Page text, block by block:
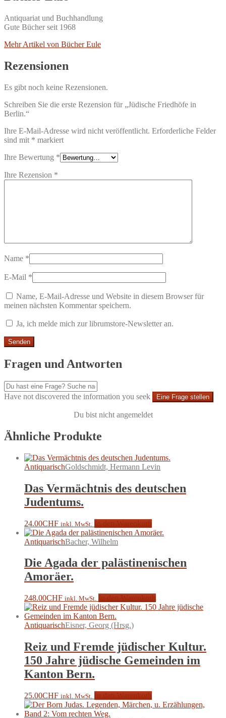
Antiquariat und Buchhandlung
Gute Bücher seit 1968
Mehr Artikel von Bücher Eule
Rezensionen
Es gibt noch keine Rezensionen.
Schreiben Sie die erste Rezension für „Jüdische Friedhöfe in
Berlin.“
Ihre E-Mail-Adresse wird nicht veröffentlicht. Erforderliche Felder
sind mit * markiert
Ihre Bewertung *
Ihre Rezension *
Name *
E-Mail *
Name, E-Mail-Adresse und Website in diesem Browser für
meinen nächsten Kommentar speichern.
Ja, ich melde mich zur librumstore-Newsletter an.
Fragen und Antworten
Have not discovered the information you seek Eine Frage stellen
Du bist nicht angemeldet
Ähnliche Produkte
AntiquarischGoldschmidt, Hermann Levin
Das Vermächtnis des deutschen
Judentums.
24.00CHF inkl. MwSt.
AntiquarischBacher, Wilhelm
Die Agada der palästinenischen
Amoräer.
248.00CHF inkl. MwSt.
AntiquarischEisner, Georg (Hrsg.)
Reiz und Fremde jüdischer Kultur.
150 Jahre jüdische Gemeinden im
Kanton Bern.
25.00CHF inkl. MwSt.